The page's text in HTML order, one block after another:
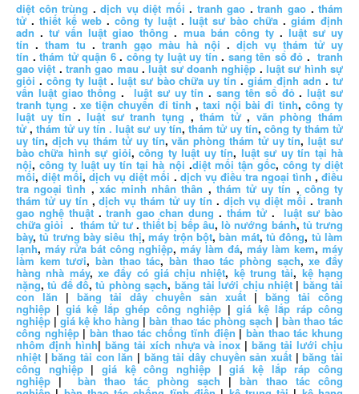
diệt côn trùng .dịch vụ diệt mối . tranh gao .tranh gao .thám
tử . thiết kế web . công ty luật . luật sư bào chữa . giám định
adn .tư vấn luật giao thông . mua bán công ty. luật sư uy
tín . tham tu . tranh gạo màu hà nội .dịch vụ thám tử uy
tín .thám tử quận 6. công ty luật uy tín . sang tên sổ đỏ .tranh
gao việt .tranh gao mau .luật sư doanh nghiệp .luật sư hình sự
giỏi . công ty luật. luật sư bào chữa uy tín .giám định adn .tư
vấn luật giao thông . luật sư uy tín .sang tên sổ đỏ.luật sư
tranh tụng . xe tiện chuyến đi tỉnh ,taxi nội bài đi tỉnh, công ty
luật uy tín .luật sư tranh tụng ,thám tử, văn phòng thám
tử ,thám tử uy tín . luật sư uy tín, thám tử uy tín, công ty thám tử
uy tín, dịch vụ thám tử uy tín,văn phòng thám tử uy tín,luật sư
bào chữa hình sự giỏi,công ty luật uy tín, luật sư uy tín tại hà
nội,công ty luật uy tín tại hà nội .diệt mối tận gốc, công ty diệt
mối,diệt mối,dịch vụ diệt mối . dịch vụ điều tra ngoại tình ,điều
tra ngoại tình , xác minh nhân thân , thám tử uy tín , công ty
thám tử uy tín ,dịch vụ thám tử uy tín . dịch vụ diệt mối .tranh
gao nghệ thuật.tranh gao chan dung . thám tử.luật sư bào
chữa giỏi .thám tử tư.thiết bị bếp âu,lò nướng bánh, tủ trưng
bày,tủ trưng bày siêu thị,máy trộn bột,bàn mát, tủ đông, tủ làm
lạnh, máy rửa bát công nghiệp, máy làm đá, máy làm kem, máy
làm kem tươi,bàn thao tác,bàn thao tác phòng sạch,xe đẩy
hàng nhà máy, xe đẩy có giá chịu nhiệt, kệ trung tải, kệ hạng
nặng,tủ để đồ,tủ phòng sạch, băng tải lưới chịu nhiệt| băng tải
con lăn | băng tải dây chuyền sản xuất | băng tải công
nghiệp | giá kệ lắp ghép công nghiệp |giá kệ lắp ráp công
nghiệp |giá kệ kho hàng |bàn thao tác phòng sạch | bàn thao tác
công nghiệp|bàn thao tác chống tĩnh điện | bàn thao tác khung
nhôm định hình| băng tải xích nhựa và inox |băng tải lưới chịu
nhiệt |băng tải con lăn | băng tải dây chuyền sản xuất |băng tải
công nghiệp|giá kệ công nghiệp |giá kệ lắp ráp công
nghiệp |bàn thao tác phòng sạch | bàn thao tác công